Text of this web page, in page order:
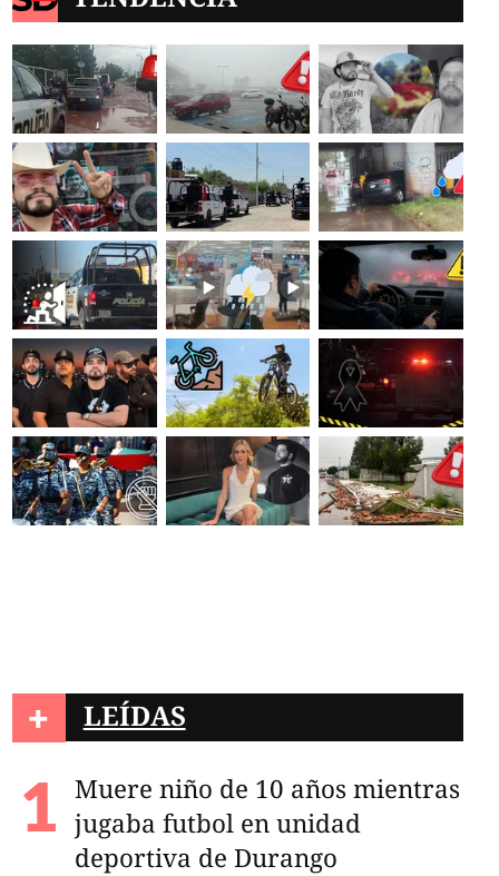
+ LEÍDAS
Muere niño de 10 años mientras
jugaba futbol en unidad
deportiva de Durango